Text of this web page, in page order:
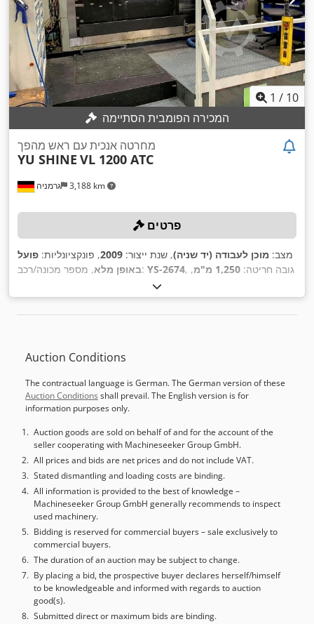
1 / 10
המכירה הפומבית הסתיימה
גרמניה 3,188 km
מחרטה אנכית עם ראש מהפך
YU SHINE VL 1200 ATC
פרטים
מצב: מוכן לעבודה (יד שניה), שנת ייצור: 2009, פונקציונליות: פועל
באופן מלא, מספר מכונה/רכב: YS-2674 , גובה חריטה: 1,250 מ"מ
,
5,000 ק"ג
קוטר הלוח הקדמי:1,250 מ"מ , דגם בקר:Fanuc 0i-TD,
Auction Conditions
The contractual language is German. The German version of these
Auction Conditions shall prevail. The English version is for
information purposes only.
Auction goods are sold on behalf of and for the account of the
seller cooperating with Machineseeker Group GmbH.
All prices and bids are net prices and do not include VAT.
Stated dismantling and loading costs are binding.
All information is provided to the best of knowledge –
Machineseeker Group GmbH generally recommends to inspect
used machinery.
Bidding is reserved for commercial buyers – sale exclusively to
commercial buyers.
The duration of an auction may be subject to change.
By placing a bid, the prospective buyer declares herself/himself
to be knowledgeable and informed with regards to auction
good(s).
Submitted direct or maximum bids are binding.